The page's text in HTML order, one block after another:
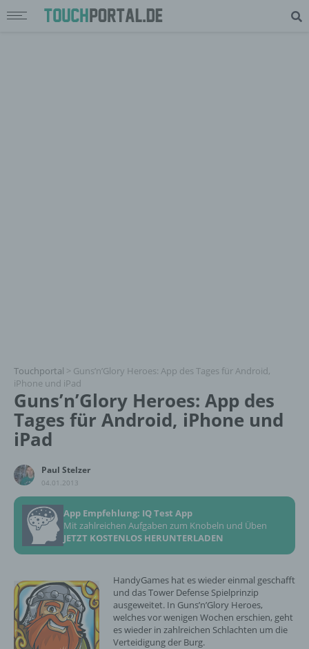
Touchportal > Guns’n’Glory Heroes: App des Tages für Android,
iPhone und iPad
Guns’n’Glory Heroes: App des
Tages für Android, iPhone und
iPad
Paul Stelzer
04.01.2013
App Empfehlung: IQ Test App
Mit zahlreichen Aufgaben zum Knobeln und Üben
JETZT KOSTENLOS HERUNTERLADEN
HandyGames hat es wieder einmal geschafft
und das Tower Defense Spielprinzip
ausgeweitet. In Guns’n’Glory Heroes,
welches vor wenigen Wochen erschien, geht
es wieder in zahlreichen Schlachten um die
Verteidigung der Burg.